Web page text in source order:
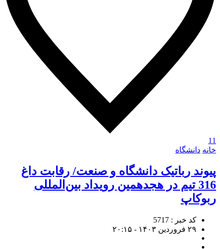
11
خانه دانشگاه
پیوند رباتیک دانشگاه و صنعت/ رقابت داغ
316 تیم در هجدهمین رویداد بین‌المللی
ربوکاپ
کد خبر : 5717
۲۹ فروردین ۱۴۰۳ - ۲۰:۱۵